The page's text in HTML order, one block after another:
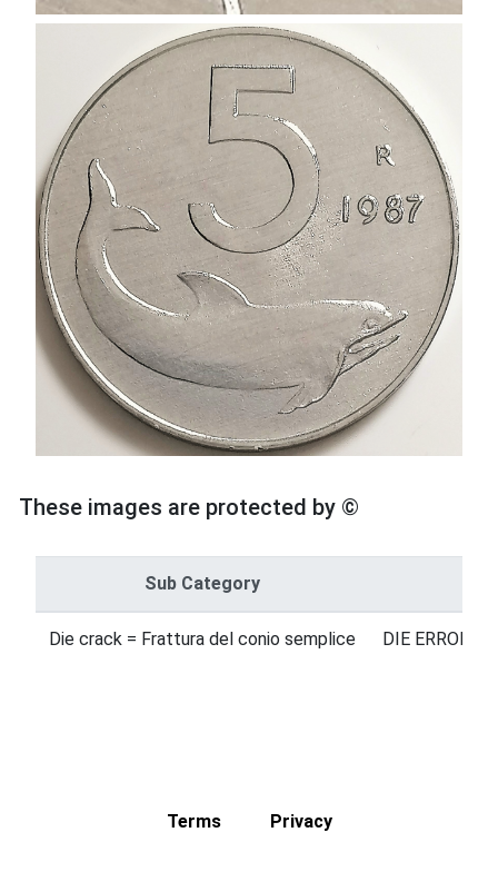
These images are protected by ©
Sub Category
Die crack = Frattura del conio semplice DIE ERRORS
Terms Privacy